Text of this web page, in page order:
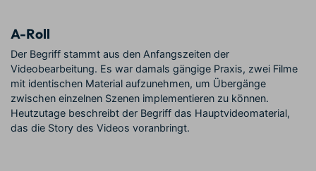
A-Roll
Der Begriff stammt aus den Anfangszeiten der
Videobearbeitung. Es war damals gängige Praxis, zwei Filme
mit identischen Material aufzunehmen, um Übergänge
zwischen einzelnen Szenen implementieren zu können.
Heutzutage beschreibt der Begriff das Hauptvideomaterial,
das die Story des Videos voranbringt.